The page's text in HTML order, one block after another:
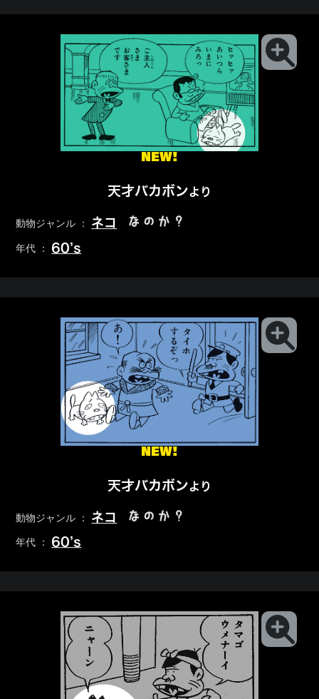
NEW!
天才バカボンより
動物ジャンル ： ネコ なのか？
年代 ： 60’s
NEW!
天才バカボンより
動物ジャンル ： ネコ なのか？
年代 ： 60’s